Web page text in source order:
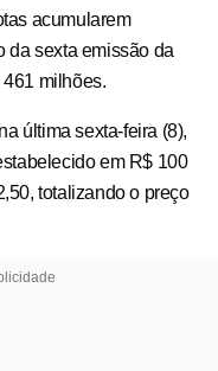
acumularem
da sexta emissão da
milhões.
última sexta-feira (8),
em R$ 100
totalizando o preço